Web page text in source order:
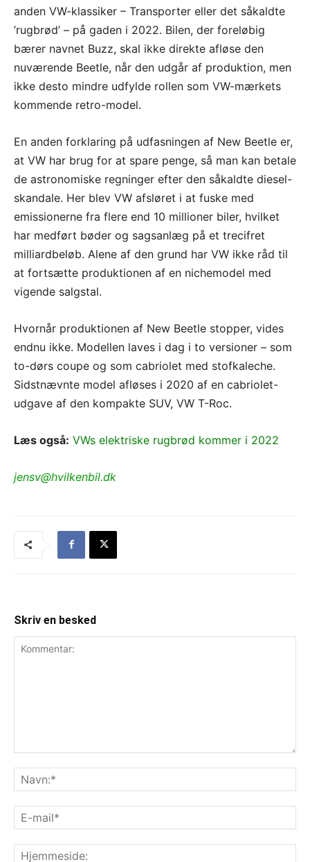
anden VW-klassiker – Transporter eller det såkaldte
’rugbrød’ – på gaden i 2022. Bilen, der foreløbig
bærer navnet Buzz, skal ikke direkte afløse den
nuværende Beetle, når den udgår af produktion, men
ikke desto mindre udfylde rollen som VW-mærkets
kommende retro-model.
En anden forklaring på udfasningen af New Beetle er,
at VW har brug for at spare penge, så man kan betale
de astronomiske regninger efter den såkaldte diesel-
skandale. Her blev VW afsløret i at fuske med
emissionerne fra flere end 10 millioner biler, hvilket
har medført bøder og sagsanlæg på et trecifret
milliardbeløb. Alene af den grund har VW ikke råd til
at fortsætte produktionen af en nichemodel med
vigende salgstal.
Hvornår produktionen af New Beetle stopper, vides
endnu ikke. Modellen laves i dag i to versioner – som
to-dørs coupe og som cabriolet med stofkaleche.
Sidstnævnte model afløses i 2020 af en cabriolet-
udgave af den kompakte SUV, VW T-Roc.
Læs også: VWs elektriske rugbrød kommer i 2022
jensv@hvilkenbil.dk
Skriv en besked